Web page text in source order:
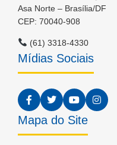
Asa Norte – Brasília/DF
CEP: 70040-908
(61) 3318-4330
Mídias Sociais
Mapa do Site